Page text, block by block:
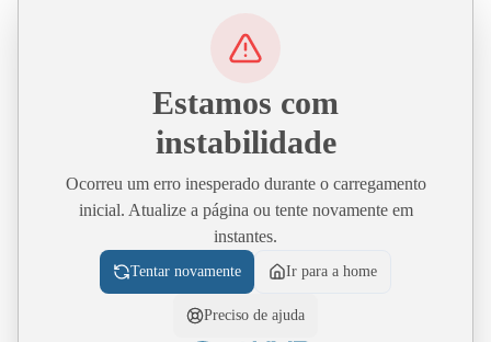
Estamos com
instabilidade
Ocorreu um erro inesperado durante o carregamento
inicial. Atualize a página ou tente novamente em
instantes.
Tentar novamente Ir para a home
Preciso de ajuda